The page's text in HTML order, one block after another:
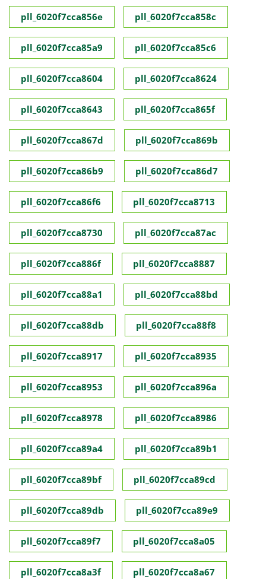
pll_6020f7cca856e pll_6020f7cca858c
pll_6020f7cca85a9 pll_6020f7cca85c6
pll_6020f7cca8604 pll_6020f7cca8624
pll_6020f7cca8643 pll_6020f7cca865f
pll_6020f7cca867d pll_6020f7cca869b
pll_6020f7cca86b9 pll_6020f7cca86d7
pll_6020f7cca86f6 pll_6020f7cca8713
pll_6020f7cca8730 pll_6020f7cca87ac
pll_6020f7cca886f pll_6020f7cca8887
pll_6020f7cca88a1 pll_6020f7cca88bd
pll_6020f7cca88db pll_6020f7cca88f8
pll_6020f7cca8917 pll_6020f7cca8935
pll_6020f7cca8953 pll_6020f7cca896a
pll_6020f7cca8978 pll_6020f7cca8986
pll_6020f7cca89a4 pll_6020f7cca89b1
pll_6020f7cca89bf pll_6020f7cca89cd
pll_6020f7cca89db pll_6020f7cca89e9
pll_6020f7cca89f7 pll_6020f7cca8a05
pll_6020f7cca8a3f pll_6020f7cca8a67